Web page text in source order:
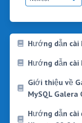
Hướng dẫn
Hướng dẫn cài
Giới thiệu về
MySQL
Hướng dẫn cài